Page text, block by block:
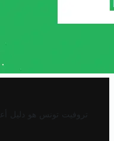
تروفيت تونس هو دليل